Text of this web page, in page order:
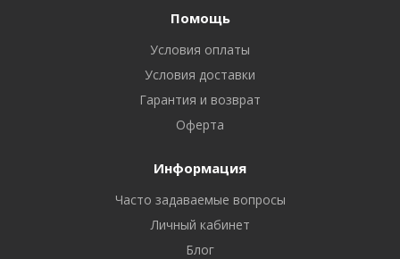
Помощь
Условия оплаты
Условия доставки
Гарантия и возврат
Оферта
Информация
Часто задаваемые вопросы
Личный кабинет
Блог